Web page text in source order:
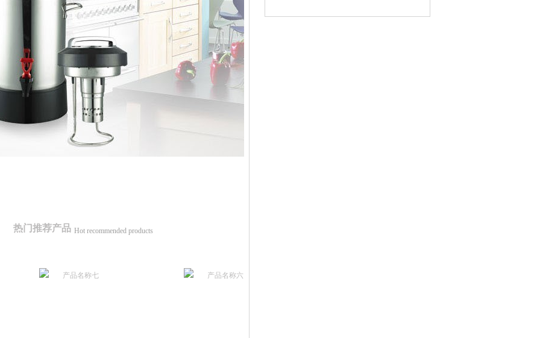
热门推荐产品 Hot recommended products